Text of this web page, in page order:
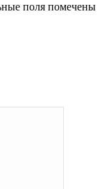
поля помечены